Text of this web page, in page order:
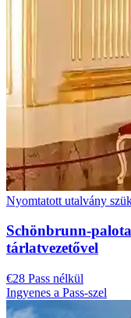
Nyomtatott utalvány
Schönbrunn-
tárlatvezetővel
€28 Pass nélkül
Ingyenes a Pass-szel